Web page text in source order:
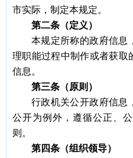
市实际，制定本规定。
第二条（定义）
本规定所称的政府信息
理职能过程中制作或者获取
信息。
第三条（原则）
行政机关公开政府信息
公开为例外，遵循公正、
则。
第四条（组织领导）